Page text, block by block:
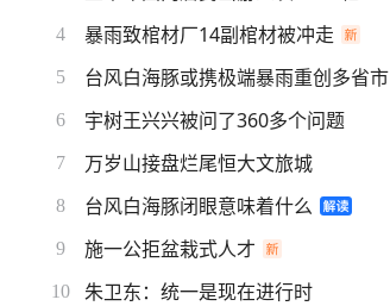
4 暴雨致棺材厂14副棺材被冲走
5 台风白海豚或携极端暴雨重创多省市
6 宇树王兴兴被问了360多个问题
7 万岁山接盘烂尾恒大文旅城
8 台风白海豚闭眼意味着什么
9 施一公拒盆栽式人才
10 朱卫东：统一是现在进行时